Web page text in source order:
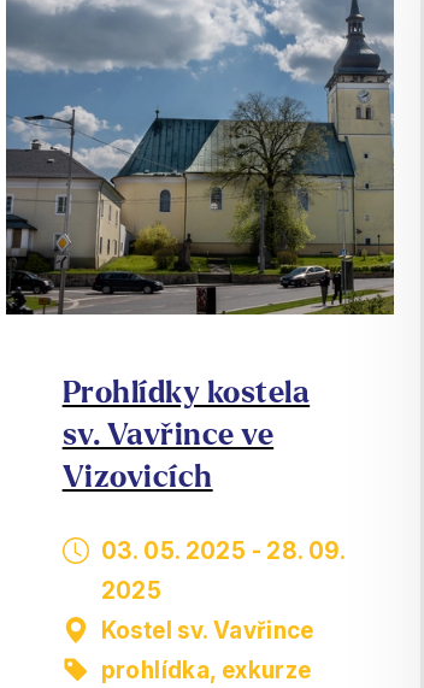
Prohlídky kostela
sv. Vavřince ve
Vizovicích
03. 05. 2025 - 28. 09.
2025
Kostel sv. Vavřince
prohlídka, exkurze